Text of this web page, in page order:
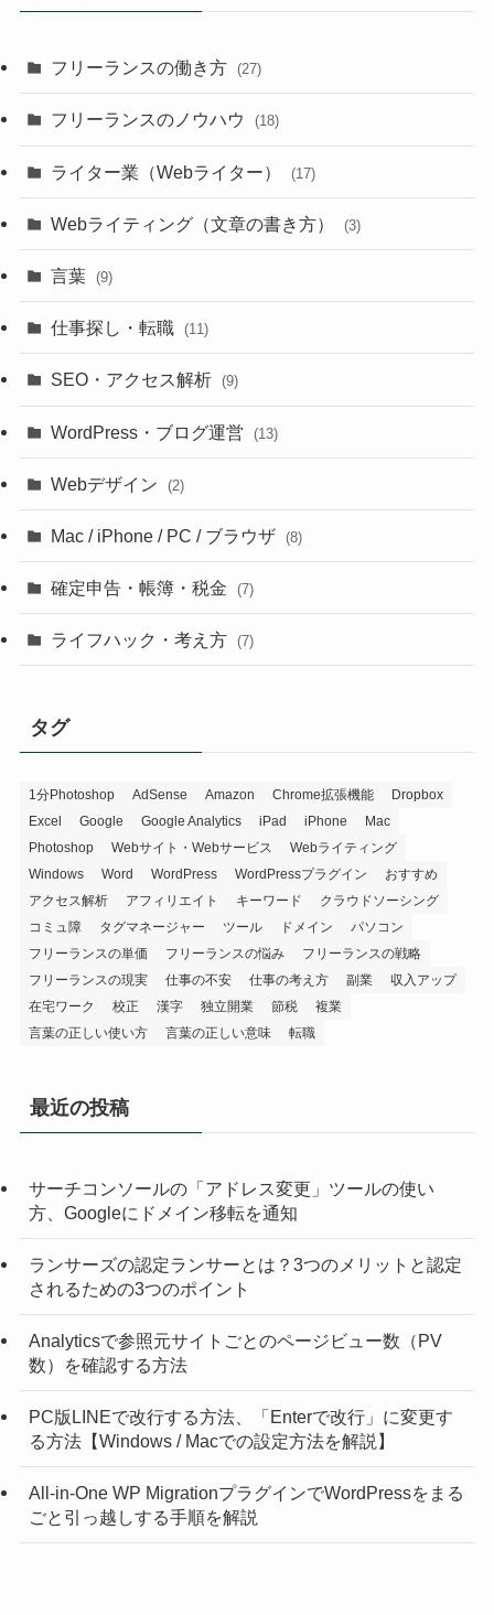
フリーランスの働き方 (27)
フリーランスのノウハウ (18)
ライター業（Webライター） (17)
Webライティング（文章の書き方） (3)
言葉 (9)
仕事探し・転職 (11)
SEO・アクセス解析 (9)
WordPress・ブログ運営 (13)
Webデザイン (2)
Mac / iPhone / PC / ブラウザ (8)
確定申告・帳簿・税金 (7)
ライフハック・考え方 (7)
タグ
1分Photoshop AdSense Amazon Chrome拡張機能
Dropbox
Excel
Google Google Analytics iPad iPhone
Mac
Photoshop
Webサイト・Webサービス
Webライティング
Windows
Word WordPress WordPressプラグイン
おすすめ
アクセス解析
アフィリエイト キーワード
クラウドソーシング
コミュ障
タグマネージャー ツール ドメイン
パソコン
フリーランスの単価
フリーランスの悩み
フリーランスの戦略
フリーランスの現実
仕事の不安 仕事の考え方 副業
収入アップ
在宅ワーク
校正 漢字 独立開業 節税
複業
言葉の正しい使い方
言葉の正しい意味 転職
最近の投稿
サーチコンソールの「アドレス変更」ツールの使い
方、Googleにドメイン移転を通知
ランサーズの認定ランサーとは？3つのメリットと認定
されるための3つのポイント
Analyticsで参照元サイトごとのページビュー数（PV
数）を確認する方法
PC版LINEで改行する方法、「Enterで改行」に変更す
る方法【Windows / Macでの設定方法を解説】
All-in-One WP MigrationプラグインでWordPressをまる
ごと引っ越しする手順を解説